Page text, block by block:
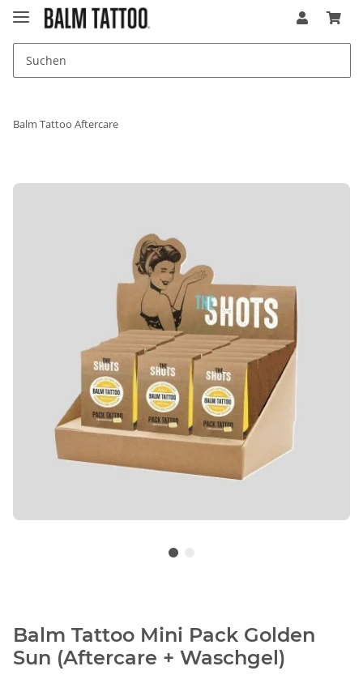
Balm Tattoo Aftercare
Balm Tattoo Mini Pack Golden
Sun (Aftercare + Waschgel)